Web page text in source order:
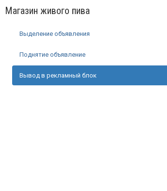
Магазин живого пива
Выделение объявления
Поднятие объявление
Вывод в рекламный блок